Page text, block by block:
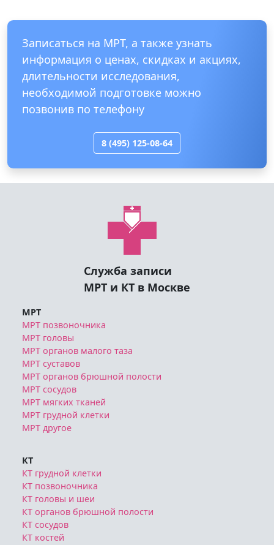
Записаться на МРТ, а также узнать
информация о ценах, скидках и акциях,
длительности исследования,
необходимой подготовке можно
8 (495) 125-08-64
Служба записи
МРТ
МРТ позвоночника
МРТ головы
МРТ органов малого таза
МРТ суставов
МРТ органов брюшной полости
МРТ сосудов
МРТ мягких тканей
МРТ грудной клетки
КТ
КТ грудной клетки
КТ позвоночника
КТ головы и шеи
КТ органов брюшной полости
КТ сосудов